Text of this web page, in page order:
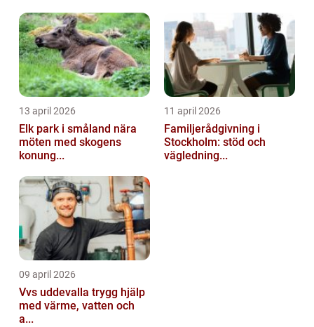
13 april 2026
Elk park i småland nära
möten med skogens
konung...
11 april 2026
Familjerådgivning i
Stockholm: stöd och
vägledning...
09 april 2026
Vvs uddevalla trygg hjälp
med värme, vatten och
a...